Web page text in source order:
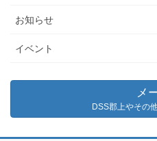
お知らせ
イベント
メ
DSS郡上やその